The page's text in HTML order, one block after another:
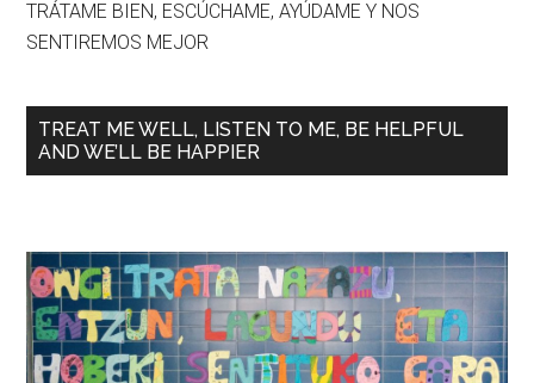
TRÁTAME BIEN, ESCÚCHAME, AYÚDAME Y NOS
SENTIREMOS MEJOR
TREAT ME WELL, LISTEN TO ME, BE HELPFUL
AND WE’LL BE HAPPIER